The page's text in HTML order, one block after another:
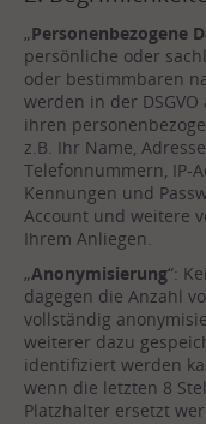
„Personenbezogene
persönliche oder
oder bestimmbaren
werden in der DSGVO
ihren
z.B. Ihr Name,
Telefonnummern, IP-
Kennungen und
Account und weitere
Ihrem Anliegen.
„Anonymisierung“:
dagegen die Anzahl
vollständig
weiterer dazu
identifiziert werden
wenn die letzten 8
Platzhalter ersetzt